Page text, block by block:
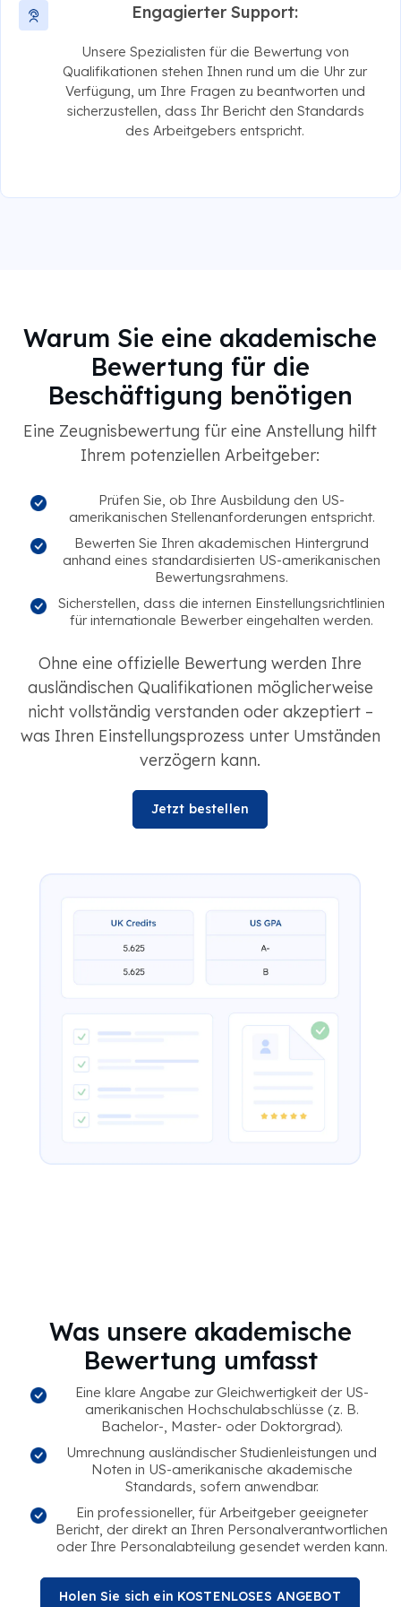
Engagierter Support:
Unsere Spezialisten für die Bewertung von
Qualifikationen stehen Ihnen rund um die Uhr zur
Verfügung, um Ihre Fragen zu beantworten und
sicherzustellen, dass Ihr Bericht den Standards
des Arbeitgebers entspricht.
Warum Sie eine akademische
Bewertung für die
Beschäftigung benötigen
Eine Zeugnisbewertung für eine Anstellung hilft
Ihrem potenziellen Arbeitgeber:
Prüfen Sie, ob Ihre Ausbildung den US-
amerikanischen Stellenanforderungen entspricht.
Bewerten Sie Ihren akademischen Hintergrund
anhand eines standardisierten US-amerikanischen
Bewertungsrahmens.
Sicherstellen, dass die internen Einstellungsrichtlinien
für internationale Bewerber eingehalten werden.
Ohne eine offizielle Bewertung werden Ihre
ausländischen Qualifikationen möglicherweise
nicht vollständig verstanden oder akzeptiert –
was Ihren Einstellungsprozess unter Umständen
verzögern kann.
Jetzt bestellen
Was unsere akademische
Bewertung umfasst
Eine klare Angabe zur Gleichwertigkeit der US-
amerikanischen Hochschulabschlüsse (z. B.
Bachelor-, Master- oder Doktorgrad).
Umrechnung ausländischer Studienleistungen und
Noten in US-amerikanische akademische
Standards, sofern anwendbar.
Ein professioneller, für Arbeitgeber geeigneter
Bericht, der direkt an Ihren Personalverantwortlichen
oder Ihre Personalabteilung gesendet werden kann.
Holen Sie sich ein KOSTENLOSES ANGEBOT